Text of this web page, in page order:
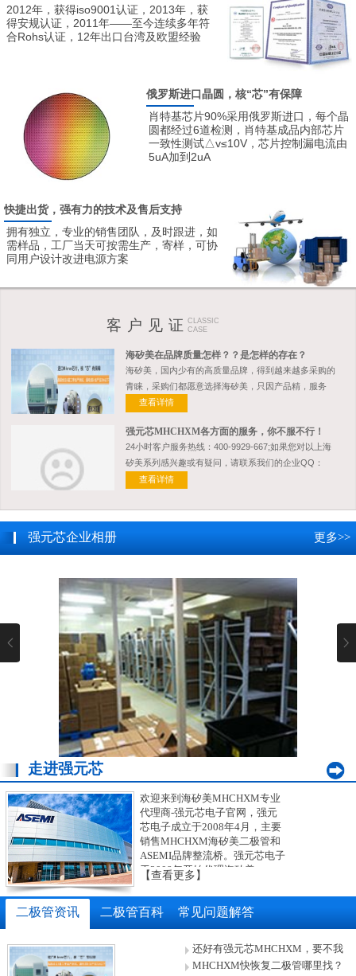
2012年，获得iso9001认证，2013年，获
得安规认证，2011年——至今连续多年符
合Rohs认证，12年出口台湾及欧盟经验
俄罗斯进口晶圆，核“芯”有保障
肖特基芯片90%采用俄罗斯进口，每个晶
圆都经过6道检测，肖特基成品内部芯片
一致性测试△v≤10V，芯片控制漏电流由
5uA加到2uA
快捷出货，强有力的技术及售后支持
拥有独立，专业的销售团队，及时跟进，如
需样品，工厂当天可按需生产，寄样，可协
同用户设计改进电源方案
客 户 见 证 CLASSIC
CASE
海矽美在品牌质量怎样？？是怎样的存在？
海矽美，国内少有的高质量品牌，得到越来越多采购的
青睐，采购们都愿意选择海矽美，只因产品精，服务
好！！
查看详情
强元芯MHCHXM各方面的服务，你不服不行！
24小时客户服务热线：400-9929-667;如果您对以上海
矽美系列感兴趣或有疑问，请联系我们的企业QQ：
800023533
查看详情
更多>>
强元芯企业相册
走进强元芯
欢迎来到海矽美MHCHXM专业
代理商-强元芯电子官网，强元
芯电子成立于2008年4月，主要
销售MHCHXM海矽美二极管和
ASEMI品牌整流桥。强元芯电子
于2008年开始代理海矽美
目前强元芯代理的MHCHXM海
矽美品牌肖特基二极管型号齐
全：电流从10A-60A,电压从45V-
200V；封装涵盖TO-277、TO-
251/252、TO-263、TO-220、
TO-247等，欢迎更多要求高质
【查看更多】
二极管资讯 二极管百科 常见问题解答
还好有强元芯MHCHXM，要不我
就抑郁了
MHCHXM快恢复二极管哪里找？